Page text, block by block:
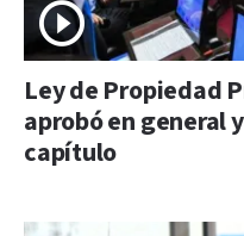
Ley de Propiedad
aprobó en general
capítulo